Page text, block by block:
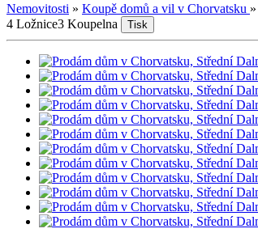
Nemovitosti » Koupě domů a vil v Chorvatsku »
4 Ložnice3 Koupelna Tisk